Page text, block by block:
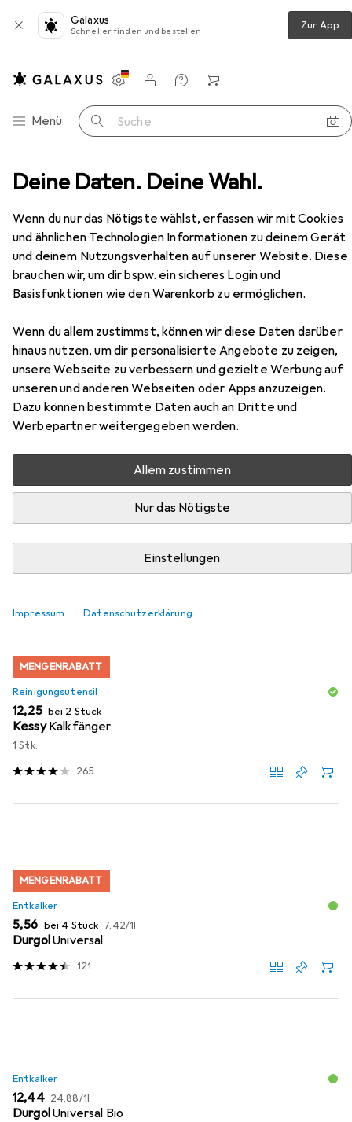
Deine Daten. Deine Wahl.
Wenn du nur das Nötigste wählst, erfassen wir mit Cookies
und ähnlichen Technologien Informationen zu deinem Gerät
und deinem Nutzungsverhalten auf unserer Website. Diese
brauchen wir, um dir bspw. ein sicheres Login und
Basisfunktionen wie den Warenkorb zu ermöglichen.
Wenn du allem zustimmst, können wir diese Daten darüber
hinaus nutzen, um dir personalisierte Angebote zu zeigen,
unsere Webseite zu verbessern und gezielte Werbung auf
unseren und anderen Webseiten oder Apps anzuzeigen.
Dazu können bestimmte Daten auch an Dritte und
Werbepartner weitergegeben werden.
Allem zustimmen
Nur das Nötigste
Einstellungen
Impressum Datenschutzerklärung
Galaxus
Schneller finden und bestellen Zur App
Navigation nach Kategorien
Menü Suche
Einstellungen
Kundenkonto
Vergleichslisten
Merklisten
Warenkorb
Klausberg Kettle with whistle 3L KB-7500
EUR
28,17
KlausbergKettle with whistle 3L KB-
7500
3 l
Zubehör für Klausberg Kettle
with whistle 3L KB-7500
Hier findest du passendes Zubehör zum Produkt
Kategorien Reinigungsutensil und Entkalker.
Beliebt Reinigungsutensil Entkalker
Relevanz
MENGENRABATT
Reinigungsutensil
EUR
12,25 bei 2 Stück
Kessy Kalkfänger
1 Stk.
265
MENGENRABATT
Entkalker
EUR
5,56 bei 4 Stück EUR
7,42/1l
DurgolUniversal
121
Entkalker
EUR
12,44 EUR
24,88/1l
DurgolUniversal Bio